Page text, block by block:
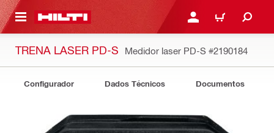
PRINCIPAL ENTRAR OU CADASTRAR
CARRINHO
TRENA LASER PD-S Medidor laser PD-S #2190184
Configurador Dados Técnicos Documentos